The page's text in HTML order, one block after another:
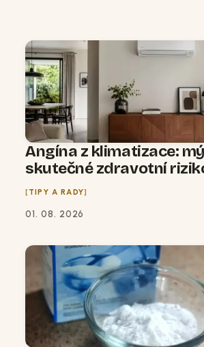
Angína z klimatizace:
skutečné zdravotní
TIPY A RADY
01. 08. 2026